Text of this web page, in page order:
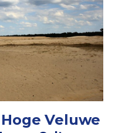
Veluwe